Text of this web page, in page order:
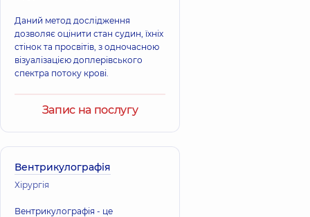
Даний метод дослідження
дозволяє оцінити стан судин, їхніх
стінок та просвітів, з одночасною
візуалізацією доплерівського
спектра потоку крові.
Запис на послугу
Вентрикулографія
Хірургія
Вентрикулографія - це